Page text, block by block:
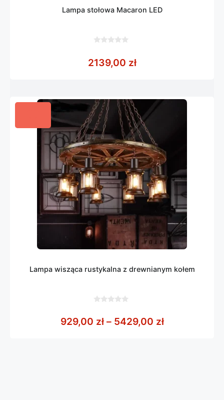
Lampa stołowa Macaron LED
5
2139,00 zł
Lampa wisząca rustykalna z drewnianym kołem
5
929,00 zł – 5429,00 złZakres cen: